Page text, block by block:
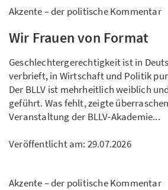
Akzente – der politische Kommentar
Wir Frauen von Format
Geschlechtergerechtigkeit ist in
verbrieft, in Wirtschaft und Politik
Der BLLV ist mehrheitlich weiblich
geführt. Was fehlt, zeigte
Veranstaltung der BLLV-Akademie...
Veröffentlicht am: 29.07.2026
Akzente – der politische Kommentar